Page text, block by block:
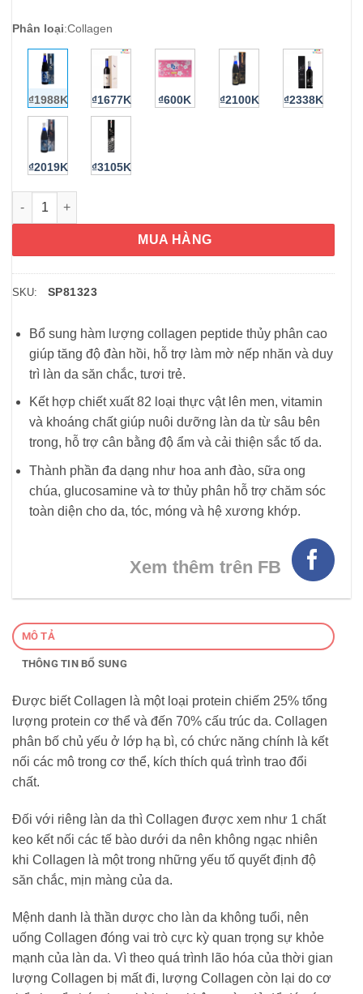
Phân loại:Collagen
₫1988K ₫1677K ₫600K ₫2100K ₫2338K
₫2019K ₫3105K
Collagen nước 82X Collagen Classic 120,000mg Nhật Bản
MUA HÀNG
SKU: SP81323
Bổ sung hàm lượng collagen peptide thủy phân cao
giúp tăng độ đàn hồi, hỗ trợ làm mờ nếp nhăn và duy
trì làn da săn chắc, tươi trẻ.
Kết hợp chiết xuất 82 loại thực vật lên men, vitamin
và khoáng chất giúp nuôi dưỡng làn da từ sâu bên
trong, hỗ trợ cân bằng độ ẩm và cải thiện sắc tố da.
Thành phần đa dạng như hoa anh đào, sữa ong
chúa, glucosamine và tơ thủy phân hỗ trợ chăm sóc
toàn diện cho da, tóc, móng và hệ xương khớp.
Xem thêm trên FB
MÔ TẢ
THÔNG TIN BỔ SUNG
Được biết Collagen là một loại protein chiếm 25% tổng
lượng protein cơ thể và đến 70% cấu trúc da. Collagen
phân bố chủ yếu ở lớp hạ bì, có chức năng chính là kết
nối các mô trong cơ thể, kích thích quá trình trao đổi
chất.
Đối với riêng làn da thì Collagen được xem như 1 chất
keo kết nối các tế bào dưới da nên không ngạc nhiên
khi Collagen là một trong những yếu tố quyết định độ
săn chắc, mịn màng của da.
Mệnh danh là thần dược cho làn da không tuổi, nên
uống Collagen đóng vai trò cực kỳ quan trọng sự khỏe
mạnh của làn da. Vì theo quá trình lão hóa của thời gian
lượng Collagen bị mất đi, lượng Collagen còn lại do cơ